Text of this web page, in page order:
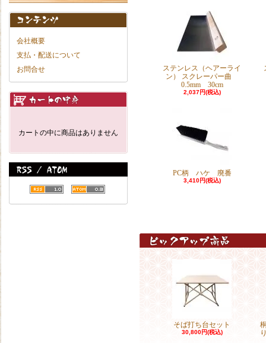
会社概要
支払・配送について
お問合せ
カートの中に商品はありません
ステンレス（ヘアーライ
ン） スクレーパー曲
0.5mm 30cm
2,037円(税込)
PC柄 ハケ 廃番
3,410円(税込)
そば打ち台セット
30,800円(税込)